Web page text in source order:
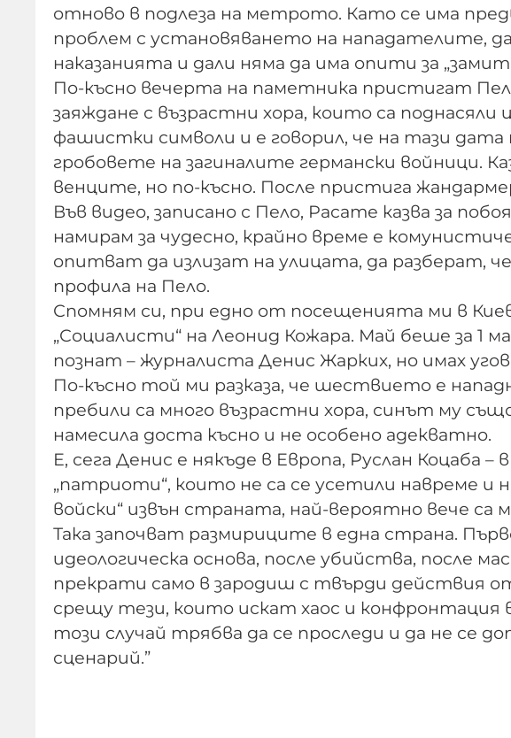
отново в подлеза на метрото. Като се има
проблем с установяването на нападателите,
наказанията и дали няма да има опити за
По-късно вечерта на паметника пристигат
заяждане с възрастни хора, които са
фашистки символи и е говорил, че на тази дата
гробовете на загиналите германски войници.
венците, но по-късно. После пристига
Във видео, записано с Пело, Расате казва за
намирам за чудесно, крайно време е
опитват да излизат на улицата, да разберат,
профила на Пело.
Спомням си, при едно от посещенията ми в
„Социалисти“ на Леонид Кожара. Май беше за 1
познат – журналиста Денис Жарких, но имах
По-късно той ми разказа, че шествието е
пребили са много възрастни хора, синът му
намесила доста късно и не особено адекватно.
Е, сега Денис е някъде в Европа, Руслан Коцаба
„патриоти“, които не са се усетили навреме и
войски“ извън страната, най-вероятно вече са
Така започват размириците в една страна.
идеологическа основа, после убийства, после
прекрати само в зародиш с твърди действия
срещу тези, които искат хаос и
този случай трябва да се проследи и да не се
сценарий.”